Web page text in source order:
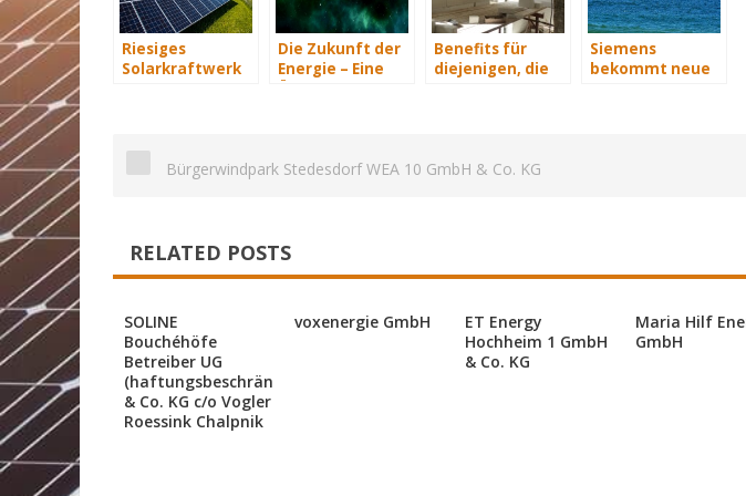
Riesiges
Solarkraftwerk
Die Zukunft der
Energie – Eine
Benefits für
diejenigen, die
Siemens
bekommt neue
Bürgerwindpark Stedesdorf WEA 10 GmbH & Co. KG
RELATED POSTS
SOLINE
Bouchéhöfe
Betreiber UG
(haftungsbeschränkt)
& Co. KG c/o Vogler
Roessink Chalpnik
voxenergie GmbH
ET Energy
Hochheim 1 GmbH
& Co. KG
Maria Hilf
GmbH